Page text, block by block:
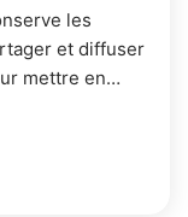
les
et diffuser
mettre en